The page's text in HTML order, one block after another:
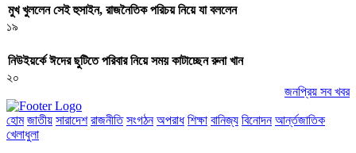
মুখ খুললেন সেই হুসাইন, রাজনৈতিক পরিচয় নিয়ে যা বললেন
১৯
নিউইয়র্কে ঈদের ছুটিতে পরিবার নিয়ে সময় কাটাচ্ছেন রুনা খান
২০
জনপ্রিয় সব খবর
হোম জাতীয় সারাদেশ রাজনীতি সংগঠন অপরাধ শিক্ষা বানিজ্য বিনোদন আর্ন্তজাতিক
খেলাধুলা